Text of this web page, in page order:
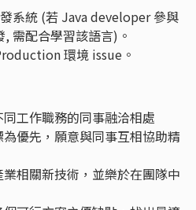
系統 (若 Java developer 參與
需配合學習該語言)。
環境 issue。
工作職務的同事融洽相處
優先，願意與同事互相協助精
相關新技術，並樂於在團隊中